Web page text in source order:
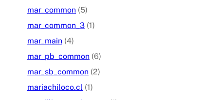
mar_common (5)
mar_common_3 (1)
mar_main (4)
mar_pb_common (6)
mar_sb_common (2)
mariachiloco.cl (1)